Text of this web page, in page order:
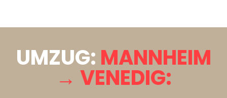
UMZUG: MANNHEIM
→ VENEDIG: